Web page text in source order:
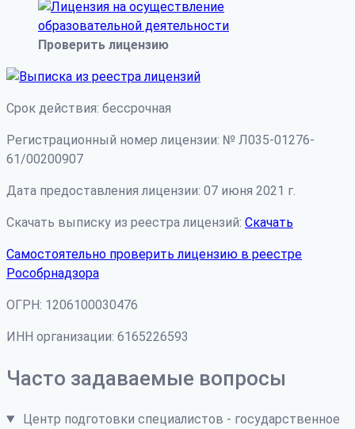
Проверить лицензию
Срок действия: бессрочная
Регистрационный номер лицензии: № Л035-01276-
61/00200907
Дата предоставления лицензии: 07 июня 2021 г.
Скачать выписку из реестра лицензий: Скачать
Самостоятельно проверить лицензию в реестре
Рособрнадзора
ОГРН: 1206100030476
ИНН организации: 6165226593
Часто задаваемые вопросы
Центр подготовки специалистов - государственное